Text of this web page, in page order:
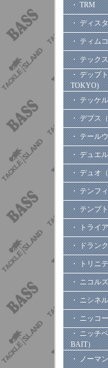
・ TRM
・ ディス
・ ティム
・ テック
・ デップ
TOKYO)
・ テッケル
・ デプス
・ テール
・ デュエ
・ デュオ
・ テンフ
・ テンプト
・ トライ
・ ドラン
・ トリニ
・ ニコル
・ ニシネ
・ ニッコ
・ ニッチ
BAIT）
・ ノーマン